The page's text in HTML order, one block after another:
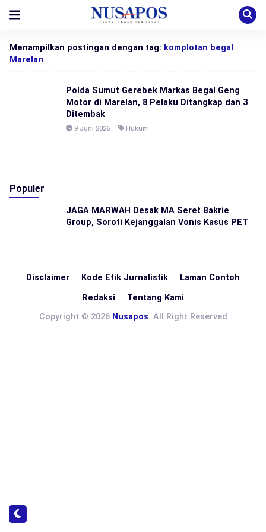
Menampilkan postingan dengan tag: komplotan begal
Marelan
Polda Sumut Gerebek Markas Begal Geng
Motor di Marelan, 8 Pelaku Ditangkap dan 3
Ditembak
9 Juni 2026 Hukum
Populer
JAGA MARWAH Desak MA Seret Bakrie
Group, Soroti Kejanggalan Vonis Kasus PET
Disclaimer Kode Etik Jurnalistik Laman Contoh
Redaksi
Tentang Kami
Copyright © 2026 Nusapos. All Right Reserved